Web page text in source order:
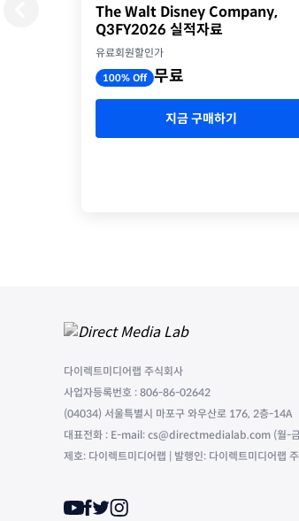
The Walt Disney Company,
Q3FY2026 실적자료
유료회원할인가
100% Off 무료
지금 구매하기
다이렉트미디어랩 주식회사
사업자등록번호 : 806-86-02642
(04034) 서울특별시 마포구 와우산로 176, 2층-14A
대표전화 : E-mail: cs@directmedialab.com (월-
제호: 다이렉트미디어랩 | 발행인: 다이렉트미디어랩